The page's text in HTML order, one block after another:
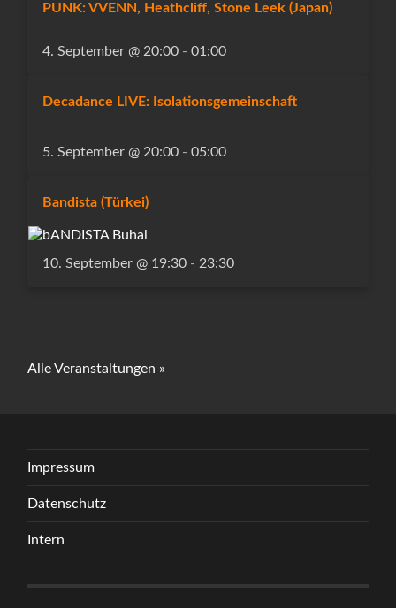
PUNK: VVENN, Heathcliff, Stone Leek (Japan)
4. September @ 20:00 -01:00
Decadance LIVE: Isolationsgemeinschaft
5. September @ 20:00 -05:00
Bandista (Türkei)
10. September @ 19:30 -23:30
Alle Veranstaltungen »
Impressum
Datenschutz
Intern